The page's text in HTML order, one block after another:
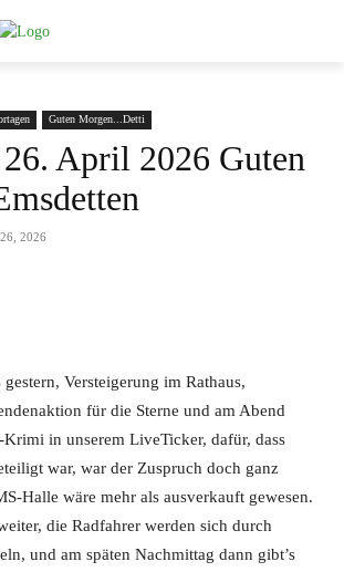
Guten Morgen...Detti
April 2026 Guten
2026
gestern, Versteigerung im Rathaus,
für die Sterne und am Abend
in unserem LiveTicker, dafür, dass
war, war der Zuspruch doch ganz
Halle wäre mehr als ausverkauft gewesen.
die Radfahrer werden sich durch
und am späten Nachmittag dann gibt’s